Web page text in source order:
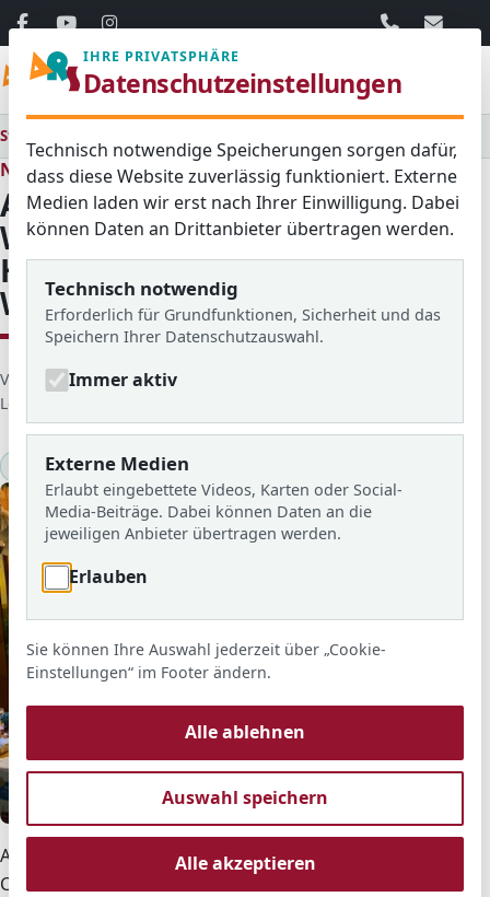
06103 / 30
Startseite
Neues aus dem Schulleben
ARS auf dem
Weihnachtsmarkt -
Handgemachter
Weihnachtsschmuck
D
e
a
i
l
s
Veröffentlicht von: Mathis
Letzte Aktualisierung: 26. Februar 2025
2022/23 Weihnachtsmarkt
Angeknüpft an alte Traditionen waren wir nach der
Corona-Pandemie im Dezember 2022 endlich wieder
IHRE PRIVATSPHÄRE
Datenschutzeinstellungen
Technisch notwendige Speicherungen sorgen dafür,
dass diese Website zuverlässig funktioniert. Externe
Medien laden wir erst nach Ihrer Einwilligung. Dabei
können Daten an Drittanbieter übertragen werden.
Technisch notwendig
Erforderlich für Grundfunktionen, Sicherheit und das
Speichern Ihrer Datenschutzauswahl.
Immer aktiv
Externe Medien
Erlaubt eingebettete Videos, Karten oder Social-
Media-Beiträge. Dabei können Daten an die
jeweiligen Anbieter übertragen werden.
Erlauben
Sie können Ihre Auswahl jederzeit über „Cookie-
Einstellungen“ im Footer ändern.
Alle ablehnen
Auswahl speichern
Alle akzeptieren